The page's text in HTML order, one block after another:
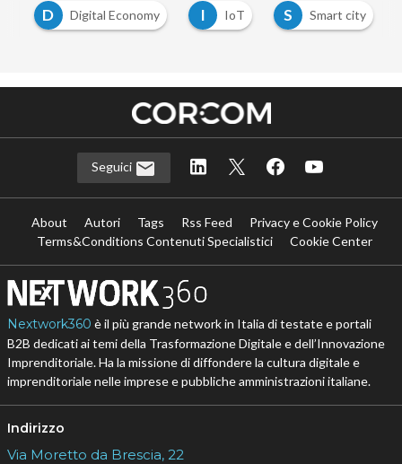
D Digital Economy I IoT S
Smart city
Seguici
About Autori Tags Rss Feed
Privacy e Cookie Policy
Terms&Conditions Contenuti Specialistici
Cookie Center
Nextwork360 è il più grande network in Italia di testate e portali
B2B dedicati ai temi della Trasformazione Digitale e dell’Innovazione
Imprenditoriale. Ha la missione di diffondere la cultura digitale e
imprenditoriale nelle imprese e pubbliche amministrazioni italiane.
Indirizzo
Via Moretto da Brescia, 22